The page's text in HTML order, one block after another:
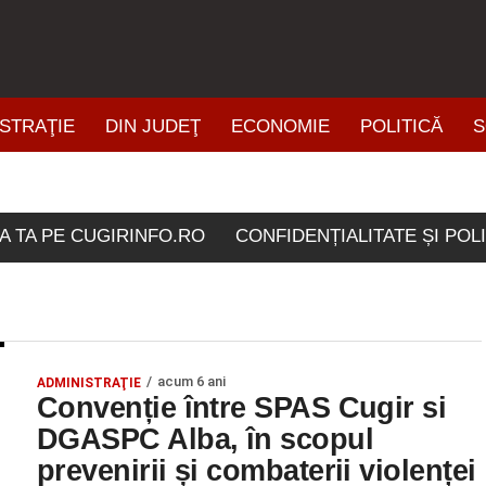
DIN JUDEŢ ECONOMIE POLITICĂ
TA PE CUGIRINFO.RO CONFIDENȚIALITATE ȘI
etichetate
ADMINISTRAŢIE acum 6 ani
Convenție între SPAS Cugir si
DGASPC Alba, în scopul
prevenirii și combaterii violenței